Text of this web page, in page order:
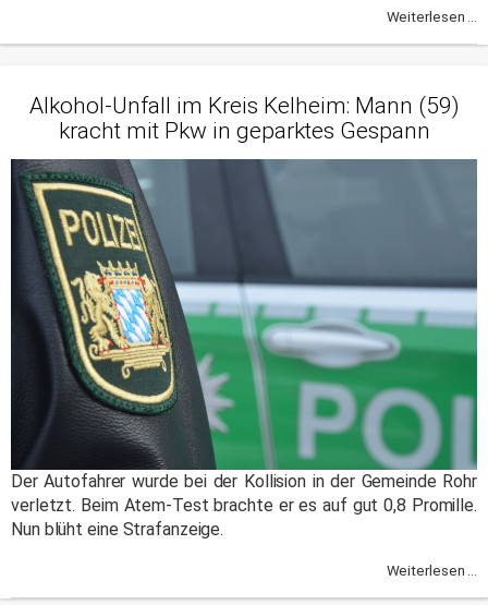
Weiterlesen ...
Alkohol-Unfall im Kreis Kelheim: Mann (59)
kracht mit Pkw in geparktes Gespann
Der Autofahrer wurde bei der Kollision in der Gemeinde Rohr
verletzt. Beim Atem-Test brachte er es auf gut 0,8 Promille.
Nun blüht eine Strafanzeige.
Weiterlesen ...